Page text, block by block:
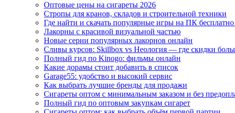
Оптовые цены на сигареты 2026
Стропы для кранов, складов и строительной техники
Где найти и скачать популярные игры на ПК бесплатно
Лакорны с красивой визуальной частью
Новые серии популярных лакорнов онлайн
Сливы курсов: Skillbox vs Неология — где скидки
Полный гид по Kinogo: фильмы онлайн
Какие дорамы стоит добавить в список
Garage55: удобство и высокий сервис
Как выбрать лучшие бренды для продажи
Сигареты оптом с минимальным заказом и без
Полный гид по оптовым закупкам сигарет